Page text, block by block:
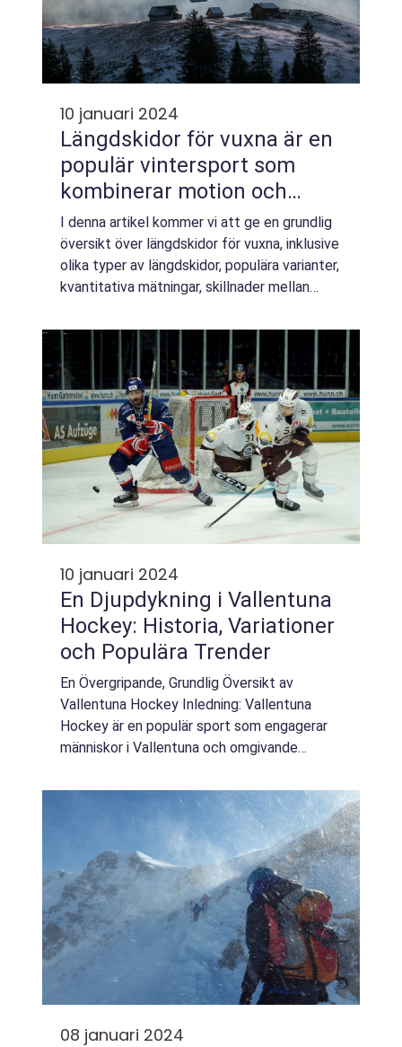
10 januari 2024
Längdskidor för vuxna är en
populär vintersport som
kombinerar motion och
naturupplevelse
I denna artikel kommer vi att ge en grundlig
översikt över längdskidor för vuxna, inklusive
olika typer av längdskidor, populära varianter,
kvantitativa mätningar, skillnader mellan
deras för- och nackdelar. A...
10 januari 2024
En Djupdykning i Vallentuna
Hockey: Historia, Variationer
och Populära Trender
En Övergripande, Grundlig Översikt av
Vallentuna Hockey Inledning: Vallentuna
Hockey är en populär sport som engagerar
människor i Vallentuna och omgivande
egentligen? Hur har det utvecklats genom
08 januari 2024